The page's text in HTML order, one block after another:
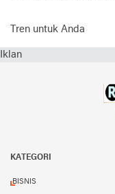
Tren untuk Anda
Iklan
KATEGORI
BISNIS